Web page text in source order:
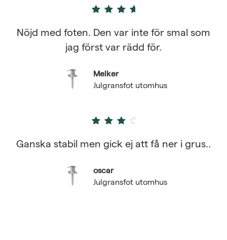
Nöjd med foten. Den var inte för smal som
jag först var rädd för.
Melker
Julgransfot utomhus
Ganska stabil men gick ej att få ner i grus..
oscar
Julgransfot utomhus